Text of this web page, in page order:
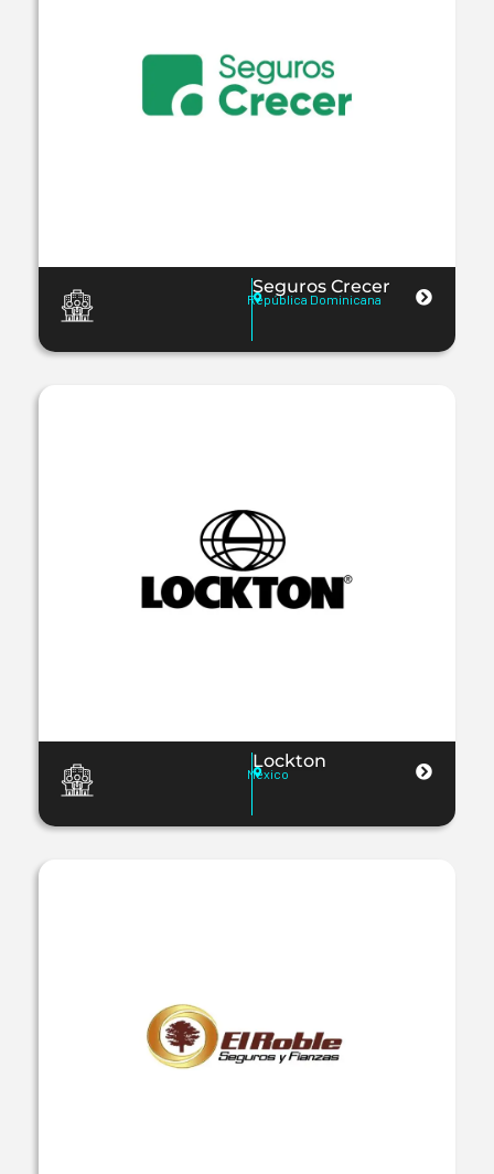
Seguros Crecer
República Dominicana
Lockton
Mexico